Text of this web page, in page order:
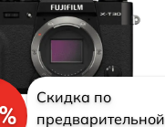
Скидка по
предварительной